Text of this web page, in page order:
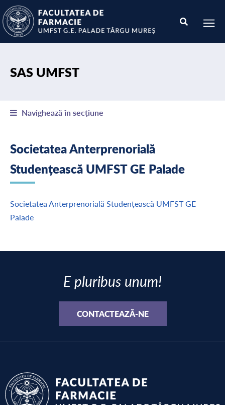
SAS UMFST
Navighează în secțiune
Societatea Anterprenorială
Studențească UMFST GE Palade
Societatea Anterprenorială Studențească UMFST GE
Palade
E pluribus unum!
CONTACTEAZĂ-NE